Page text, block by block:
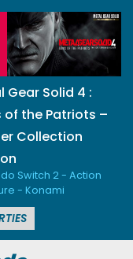
Gear Solid 4 :
of the Patriots –
Collection
Switch 2 - Action
- Konami